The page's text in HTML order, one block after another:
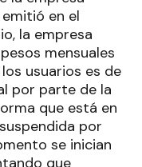
en el
la empresa
mensuales
usuarios es de
por parte de la
que está en
por
se inician
que